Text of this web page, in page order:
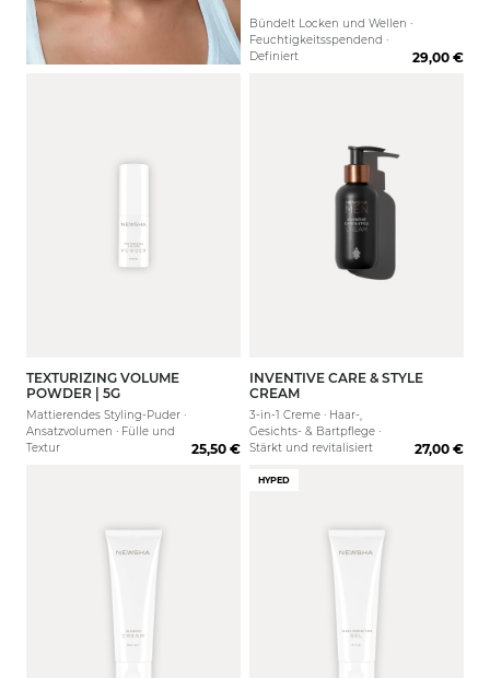
Bündelt Locken und Wellen ·
Feuchtigkeitsspendend ·
Definiert
29,00 €
TEXTURIZING VOLUME
POWDER | 5G
Mattierendes Styling-Puder ·
Ansatzvolumen · Fülle und
Textur
25,50 €
125 ml
INVENTIVE CARE & STYLE
CREAM
3-in-1 Creme · Haar-,
Gesichts- & Bartpflege ·
Stärkt und revitalisiert
27,00 €
HYPED